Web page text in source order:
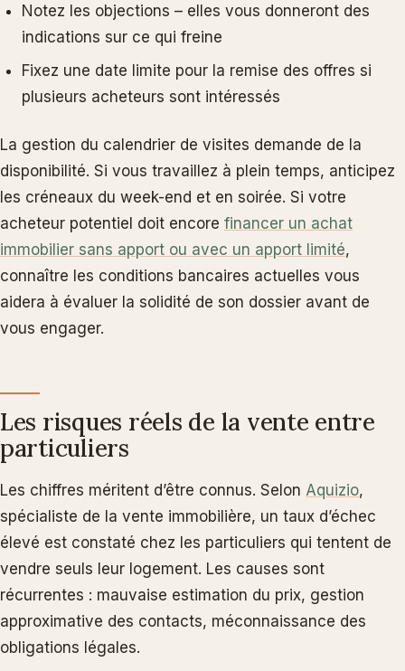
Notez les objections – elles vous donneront des
indications sur ce qui freine
Fixez une date limite pour la remise des offres si
plusieurs acheteurs sont intéressés
La gestion du calendrier de visites demande de la
disponibilité. Si vous travaillez à plein temps, anticipez
les créneaux du week-end et en soirée. Si votre
acheteur potentiel doit encore financer un achat
immobilier sans apport ou avec un apport limité,
connaître les conditions bancaires actuelles vous
aidera à évaluer la solidité de son dossier avant de
vous engager.
Les risques réels de la vente entre
particuliers
Les chiffres méritent d’être connus. Selon Aquizio,
spécialiste de la vente immobilière, un taux d’échec
élevé est constaté chez les particuliers qui tentent de
vendre seuls leur logement. Les causes sont
récurrentes : mauvaise estimation du prix, gestion
approximative des contacts, méconnaissance des
obligations légales.